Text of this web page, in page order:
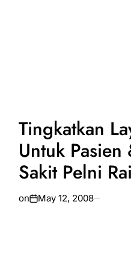
Tingkatkan
Untuk
Sakit Pelni
2019
on May 12, 2008